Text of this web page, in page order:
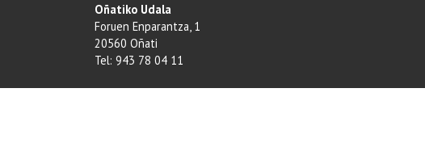
Oñatiko Udala
Foruen Enparantza, 1
20560 Oñati
Tel: 943 78 04 11